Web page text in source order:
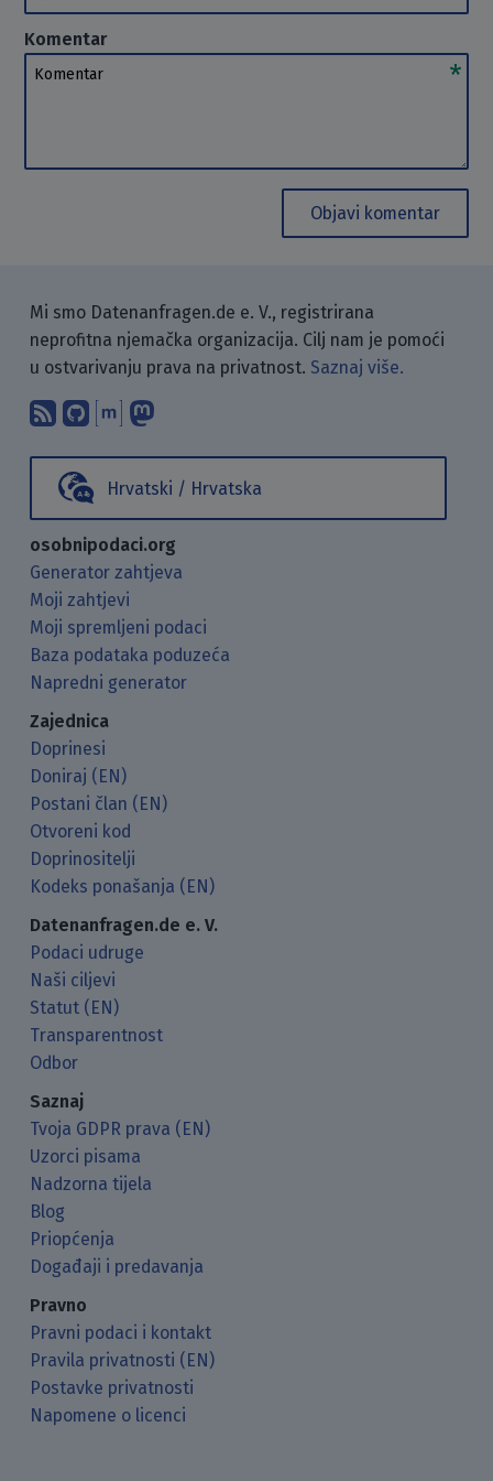
Komentar
Komentar
Objavi komentar
Mi smo Datenanfragen.de e. V., registrirana
neprofitna njemačka organizacija. Cilj nam je pomoći
u ostvarivanju prava na privatnost. Saznaj više.
Pretplati se na naš blog koristeći
Pronađi nas na GitHubu.
Raspravljaj s nama putem
Hrvatski / Hrvatska
osobnipodaci.org
Generator zahtjeva
Moji zahtjevi
Moji spremljeni podaci
Baza podataka poduzeća
Napredni generator
Zajednica
Doprinesi
Doniraj (EN)
Postani član (EN)
Otvoreni kod
Doprinositelji
Kodeks ponašanja (EN)
Datenanfragen.de e. V.
Podaci udruge
Naši ciljevi
Statut (EN)
Transparentnost
Odbor
Saznaj
Tvoja GDPR prava (EN)
Uzorci pisama
Nadzorna tijela
Blog
Priopćenja
Događaji i predavanja
Pravno
Pravni podaci i kontakt
Pravila privatnosti (EN)
Postavke privatnosti
Napomene o licenci